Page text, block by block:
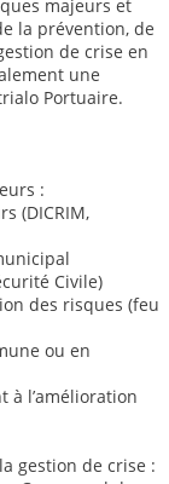
majeurs et
la prévention, de
de crise en
une
Portuaire.
:
(DICRIM,
Civile)
des risques (feu
ou en
à l’amélioration
gestion de crise :